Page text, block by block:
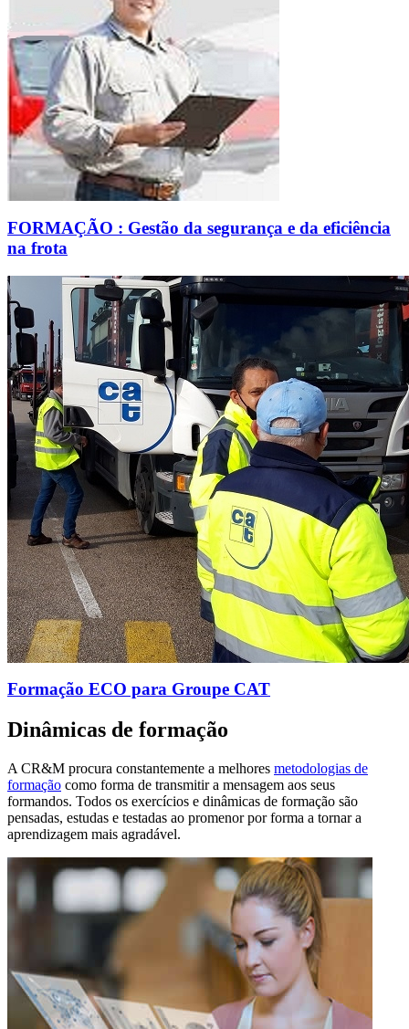
FORMAÇÃO : Gestão da segurança e da eficiência
na frota
Formação ECO para Groupe CAT
Dinâmicas de formação
A CR&M procura constantemente a melhores metodologias de
formação como forma de transmitir a mensagem aos seus
formandos. Todos os exercícios e dinâmicas de formação são
pensadas, estudas e testadas ao promenor por forma a tornar a
aprendizagem mais agradável.